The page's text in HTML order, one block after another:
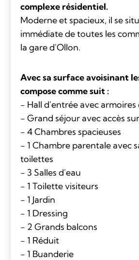
complexe résidentiel.
Moderne et spacieux, il se
immédiate de toutes les
la gare d'Ollon.
Avec sa surface avoisinant
compose comme suit :
- Hall d'entrée avec
- Grand séjour avec accès
- 4 Chambres spacieuses
- 1 Chambre parentale avec
toilettes
- 3 Salles d'eau
- 1 Toilette visiteurs
- 1 Jardin
- 1 Dressing
- 2 Grands balcons
- 1 Réduit
- 1 Buanderie